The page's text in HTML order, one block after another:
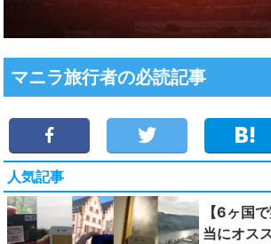
マニラ旅行者の必読記事
人気記事
【6ヶ国
当にオス